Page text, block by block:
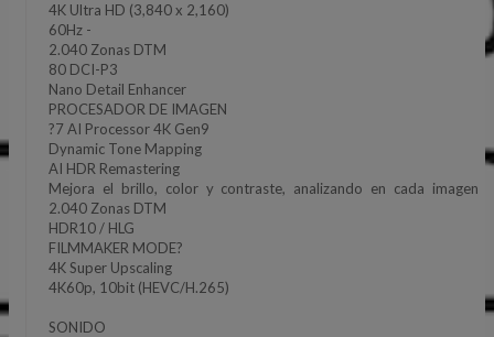
4K Ultra HD (3,840 x 2,160)
60Hz -
2.040 Zonas DTM
80 DCI-P3
Nano Detail Enhancer
PROCESADOR DE IMAGEN
?7 AI Processor 4K Gen9
Dynamic Tone Mapping
AI HDR Remastering
Mejora el brillo, color y contraste, analizando en cada imagen
2.040 Zonas DTM
HDR10 / HLG
FILMMAKER MODE?
4K Super Upscaling
4K60p, 10bit (HEVC/H.265)
SONIDO